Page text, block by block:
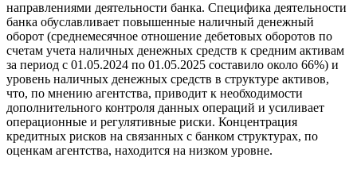
направлениями деятельности банка. Специфика деятельности
банка обуславливает повышенные наличный денежный
оборот (среднемесячное отношение дебетовых оборотов по
счетам учета наличных денежных средств к средним активам
за период с 01.05.2024 по 01.05.2025 составило около 66%) и
уровень наличных денежных средств в структуре активов,
что, по мнению агентства, приводит к необходимости
дополнительного контроля данных операций и усиливает
операционные и регулятивные риски. Концентрация
кредитных рисков на связанных с банком структурах, по
оценкам агентства, находится на низком уровне.